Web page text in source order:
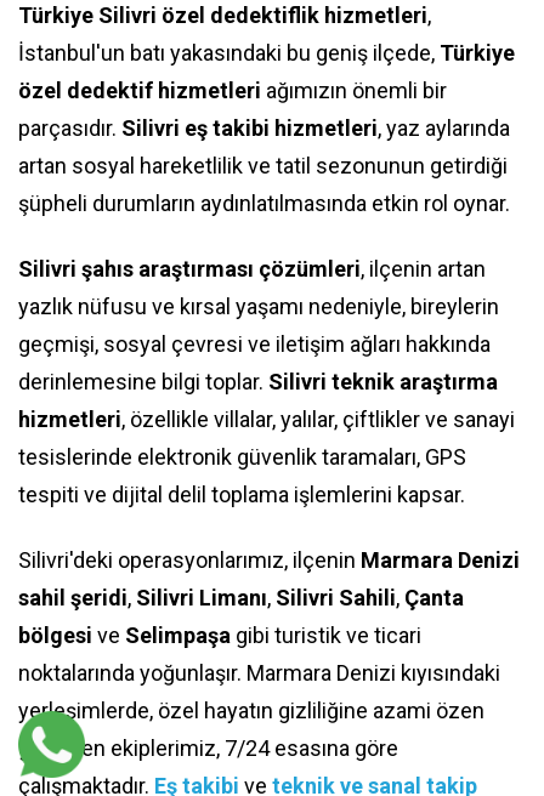
Türkiye Silivri özel dedektiflik hizmetleri,
İstanbul'un batı yakasındaki bu geniş ilçede, Türkiye
özel dedektif hizmetleri ağımızın önemli bir
parçasıdır. Silivri eş takibi hizmetleri, yaz aylarında
artan sosyal hareketlilik ve tatil sezonunun getirdiği
şüpheli durumların aydınlatılmasında etkin rol oynar.
Silivri şahıs araştırması çözümleri, ilçenin artan
yazlık nüfusu ve kırsal yaşamı nedeniyle, bireylerin
geçmişi, sosyal çevresi ve iletişim ağları hakkında
derinlemesine bilgi toplar. Silivri teknik araştırma
hizmetleri, özellikle villalar, yalılar, çiftlikler ve sanayi
tesislerinde elektronik güvenlik taramaları, GPS
tespiti ve dijital delil toplama işlemlerini kapsar.
Silivri'deki operasyonlarımız, ilçenin Marmara Denizi
sahil şeridi, Silivri Limanı, Silivri Sahili, Çanta
bölgesi ve Selimpaşa gibi turistik ve ticari
noktalarında yoğunlaşır. Marmara Denizi kıyısındaki
yerleşimlerde, özel hayatın gizliliğine azami özen
gösteren ekiplerimiz, 7/24 esasına göre
çalışmaktadır. Eş takibi ve teknik ve sanal takip